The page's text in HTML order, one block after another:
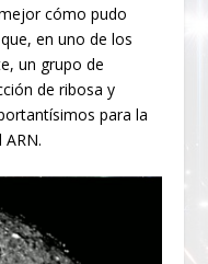
cómo pudo
que, en uno de los
un grupo de
de ribosa y
para la